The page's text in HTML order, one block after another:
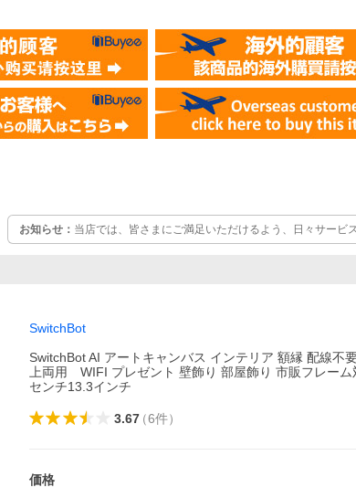
お知らせ： 当店では、皆さまにご満足いただけるよう、日々サービ
す。 ご注文やお問い合わせは下記より受け付けておりますので、
SwitchBot
SwitchBot AI アートキャンバス インテリア 額縁 配線不
上両用 WIFI プレゼント 壁飾り 部屋飾り 市販フレーム
センチ13.3インチ
3.67（6件）
価格